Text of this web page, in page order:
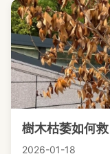
樹木枯萎如何
2026-01-18